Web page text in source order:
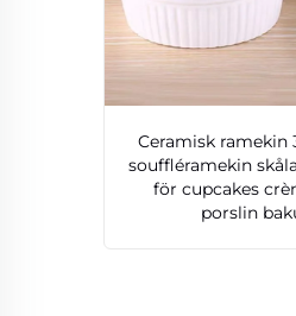
Ceramisk ramekin
souffléramekin
för cupcakes
porslin